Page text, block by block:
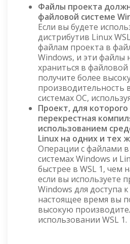
Файлы проекта
файловой системе
Если вы будете
дистрибутив Linux
файлам проекта в
Windows, и эти файлы
храниться в
получите более
производительность
системах ОС,
Проект, для
перекрестная
использованием
Linux на одних и тех
Операции с файлами
системах Windows и
быстрее в WSL 1, чем
если вы используете
Windows для доступа
настоящее время вы
высокую
использовании WSL 1.